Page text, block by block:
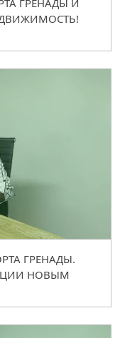
ГРЕНАДЫ И
ГРЕНАДЫ.
НОВЫМ